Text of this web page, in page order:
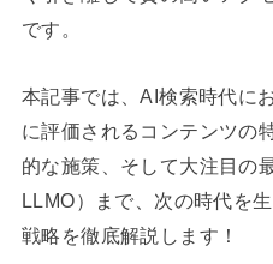
です。
本記事では、AI検索時代に
に評価されるコンテンツの
的な施策、そして大注目の
LLMO）まで、次の時代を
戦略を徹底解説します！